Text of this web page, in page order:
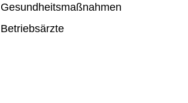
Gesundheitsmaßnahmen
Betriebsärzte